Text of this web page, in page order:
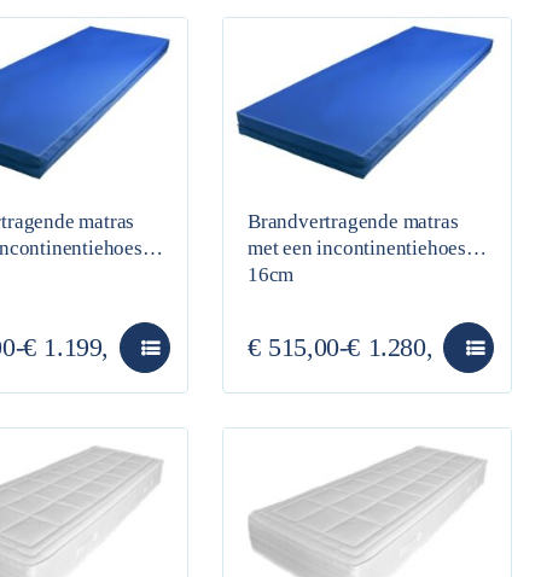
matras
-€ 1.199,00
Brandvertragende matras
met een incontinentiehoes
16cm
€ 515,00-€ 1.280,00